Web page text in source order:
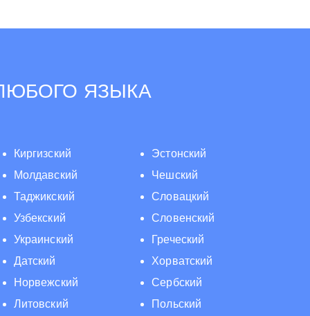
ЯЗЫКА
Киргизский
Молдавский
Таджикский
Узбекский
Украинский
Датский
Норвежский
Литовский
Эстонский
Чешский
Словацкий
Словенский
Греческий
Хорватский
Сербский
Польский